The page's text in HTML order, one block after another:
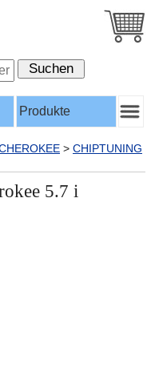
Produkte
> CHIPTUNING
5.7 i